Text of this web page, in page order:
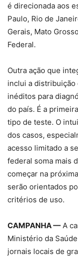
é direcionada aos
Paulo, Rio de
Gerais, Mato
Federal.
Outra ação que
inclui a distribuição
inéditos para
do país. É a
tipo de teste. O
dos casos,
acesso limitado a
federal soma mais
começar na
serão orientados
critérios de uso.
CAMPANHA — A
Ministério da
jornais locais de